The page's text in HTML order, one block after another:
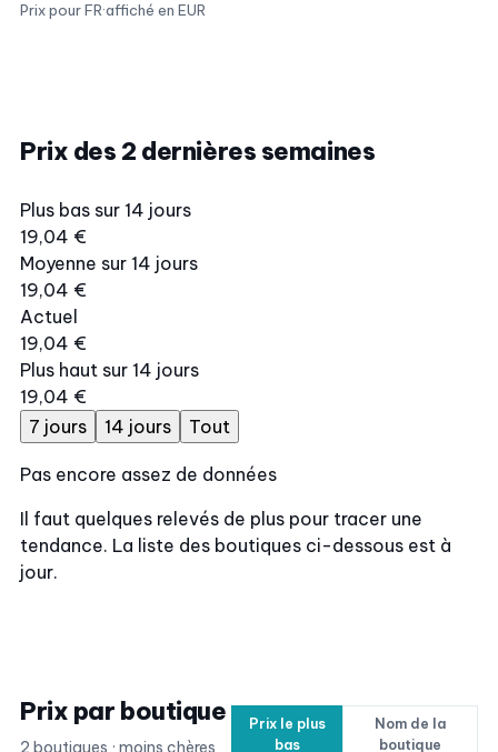
Prix pour FR·affiché en EUR
Prix des 2 dernières semaines
Plus bas sur 14 jours
19,04 €
Moyenne sur 14 jours
19,04 €
Actuel
19,04 €
Plus haut sur 14 jours
19,04 €
7 jours
14 jours Tout
Pas encore assez de données
Il faut quelques relevés de plus pour tracer une
tendance. La liste des boutiques ci-dessous est à
jour.
Prix par boutique
2 boutiques · moins chères
Prix le plus
bas
Nom de la
boutique